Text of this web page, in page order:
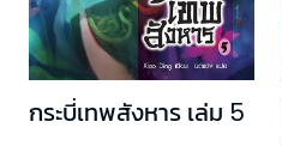
กระบี่เทพสังหาร เล่ม 5